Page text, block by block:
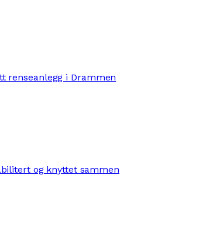
renseanlegg i Drammen
og knyttet sammen